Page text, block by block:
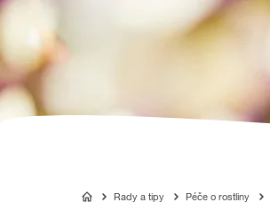
COMPORady a tipy Péče o rostliny